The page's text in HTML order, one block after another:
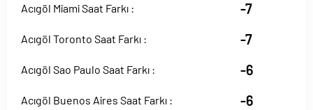
Acıgöl Miami Saat Farkı : -7
Acıgöl Toronto Saat Farkı : -7
Acıgöl Sao Paulo Saat Farkı : -6
Acıgöl Buenos Aires Saat Farkı : -6